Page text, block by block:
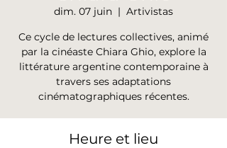
dim. 07 juin
  |
Artivistas
Ce cycle de lectures collectives, animé
par la cinéaste Chiara Ghio, explore la
littérature argentine contemporaine à
travers ses adaptations
cinématographiques récentes.
Heure et lieu